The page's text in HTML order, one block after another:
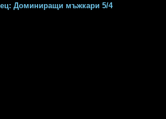
Доминиращи мъжкари 5/4